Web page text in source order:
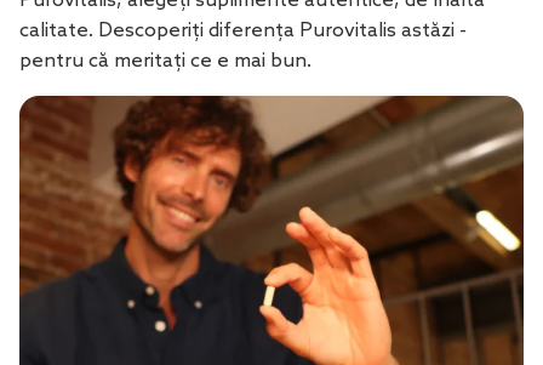
calitate. Descoperiți diferența Purovitalis astăzi -
pentru că meritați ce e mai bun.